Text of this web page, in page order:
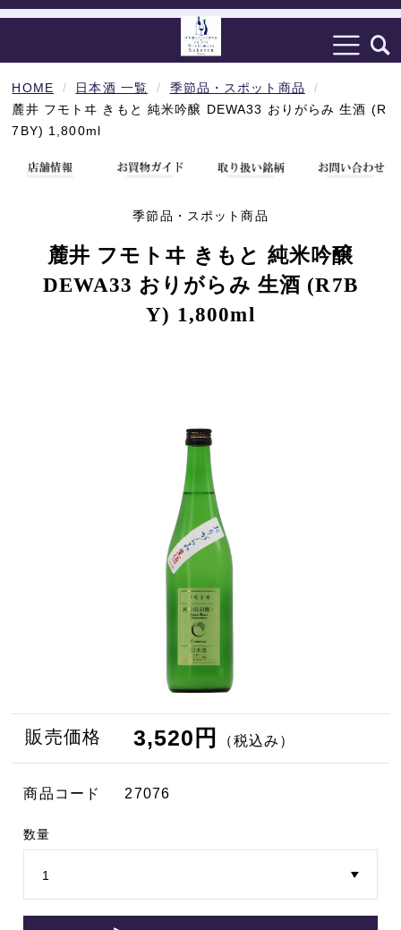
HOME 日本酒 一覧
季節品・スポット商品
麓井 フモトヰ きもと 純米吟醸 DEWA33 おりがらみ 生酒 (R
7BY) 1,800ml
季節品・スポット商品
麓井 フモトヰ きもと 純米吟醸
DEWA33 おりがらみ 生酒 (R7B
Y) 1,800ml
販売価格 3,520円 （税込み）
商品コード 27076
数量